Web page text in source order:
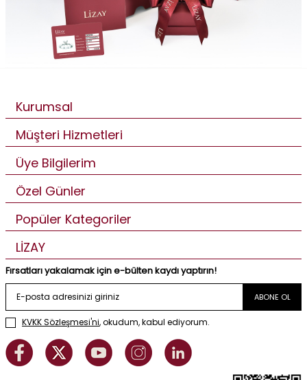
Kurumsal
Müşteri Hizmetleri
Üye Bilgilerim
Özel Günler
Popüler Kategoriler
LİZAY
Fırsatları yakalamak için e-bülten kaydı yaptırın!
ABONE OL
KVKK Sözleşmesi'ni, okudum, kabul ediyorum.